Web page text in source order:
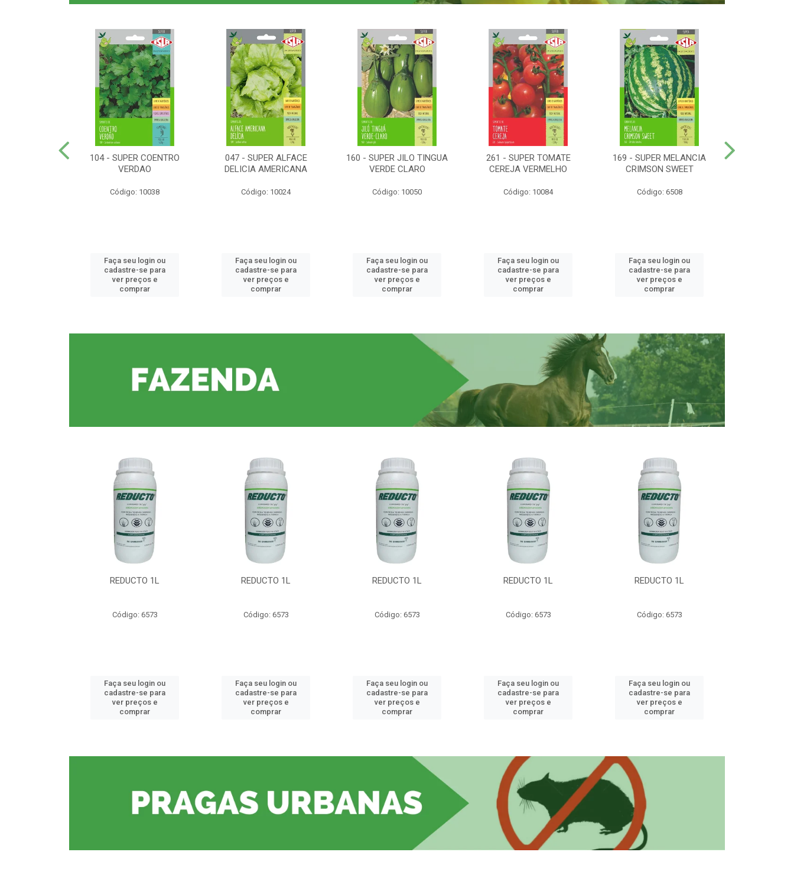
104 - SUPER COENTRO
VERDAO
Código: 10038
Faça seu login ou
cadastre-se para
ver preços e
comprar
047 - SUPER ALFACE
DELICIA AMERICANA
Código: 10024
Faça seu login ou
cadastre-se para
ver preços e
comprar
160 - SUPER JILO TINGUA
VERDE CLARO
Código: 10050
Faça seu login ou
cadastre-se para
ver preços e
comprar
261 - SUPER TOMATE
CEREJA VERMELHO
Código: 10084
Faça seu login ou
cadastre-se para
ver preços e
comprar
169 - SUPER MELANCIA
CRIMSON SWEET
Código: 6508
Faça seu login ou
cadastre-se para
ver preços e
comprar
REDUCTO 1L
Código: 6573
Faça seu login ou
cadastre-se para
ver preços e
comprar
REDUCTO 1L
Código: 6573
Faça seu login ou
cadastre-se para
ver preços e
comprar
REDUCTO 1L
Código: 6573
Faça seu login ou
cadastre-se para
ver preços e
comprar
REDUCTO 1L
Código: 6573
Faça seu login ou
cadastre-se para
ver preços e
comprar
REDUCTO 1L
Código: 6573
Faça seu login ou
cadastre-se para
ver preços e
comprar